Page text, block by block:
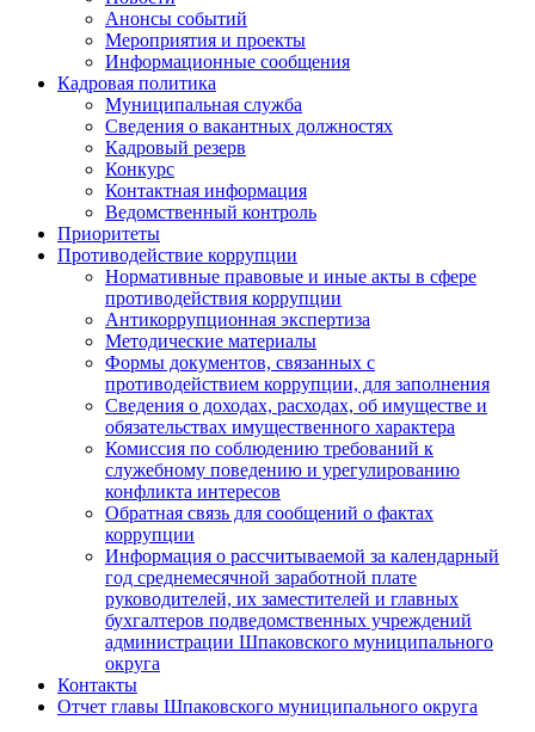
Анонсы событий
Мероприятия и проекты
Информационные сообщения
Кадровая политика
Муниципальная служба
Сведения о вакантных должностях
Кадровый резерв
Конкурс
Контактная информация
Ведомственный контроль
Приоритеты
Противодействие коррупции
Нормативные правовые и иные акты в сфере
противодействия коррупции
Антикоррупционная экспертиза
Методические материалы
Формы документов, связанных с
противодействием коррупции, для заполнения
Сведения о доходах, расходах, об имуществе и
обязательствах имущественного характера
Комиссия по соблюдению требований к
служебному поведению и урегулированию
конфликта интересов
Обратная связь для сообщений о фактах
коррупции
Информация о рассчитываемой за календарный
год среднемесячной заработной плате
руководителей, их заместителей и главных
бухгалтеров подведомственных учреждений
администрации Шпаковского муниципального
округа
Контакты
Отчет главы Шпаковского муниципального округа